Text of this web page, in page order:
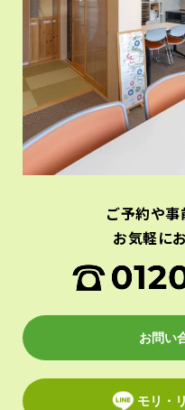
ご予約や事
お気軽に
お問い
モリ・